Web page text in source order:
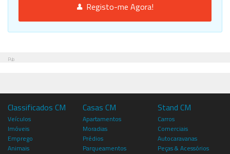
Registo-me Agora!
Pub
Classificados CM
Veículos
Imóveis
Emprego
Animais
Casas CM
Apartamentos
Moradias
Prédios
Parqueamentos
Stand CM
Carros
Comerciais
Autocaravanas
Peças & Acessórios